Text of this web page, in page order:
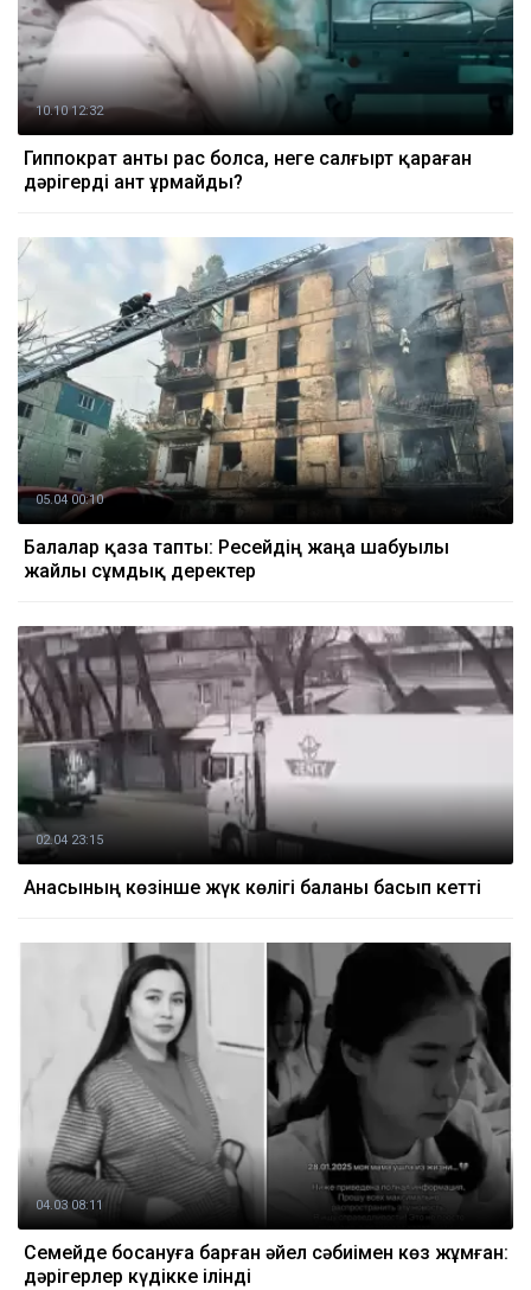
10.10 12:32
Гиппократ анты рас болса, неге салғырт қараған
дәрігерді ант ұрмайды?
05.04 00:10
Балалар қаза тапты: Ресейдің жаңа шабуылы
жайлы сұмдық деректер
02.04 23:15
Анасының көзінше жүк көлігі баланы басып кетті
04.03 08:11
Семейде босануға барған әйел сәбиімен көз жұмған:
дәрігерлер күдікке ілінді